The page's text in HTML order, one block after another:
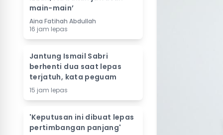
main-main’
Aina Fatihah Abdullah
16 jam lepas
Jantung Ismail Sabri
berhenti dua saat lepas
terjatuh, kata peguam
15 jam lepas
'Keputusan ini dibuat lepas
pertimbangan panjang'